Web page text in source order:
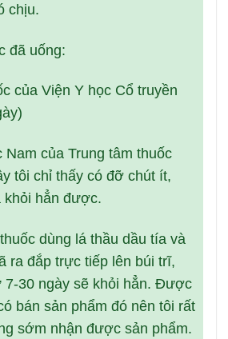
chịu.
đã uống:
của Viện Y học Cổ truyền
Nam của Trung tâm thuốc
tôi chỉ thấy có đỡ chút ít,
hẳn được.
dùng lá thầu dầu tía và
ra đắp trực tiếp lên búi trĩ,
7-30 ngày sẽ khỏi hẳn. Được
bán sản phẩm đó nên tôi rất
sớm nhận được sản phẩm.